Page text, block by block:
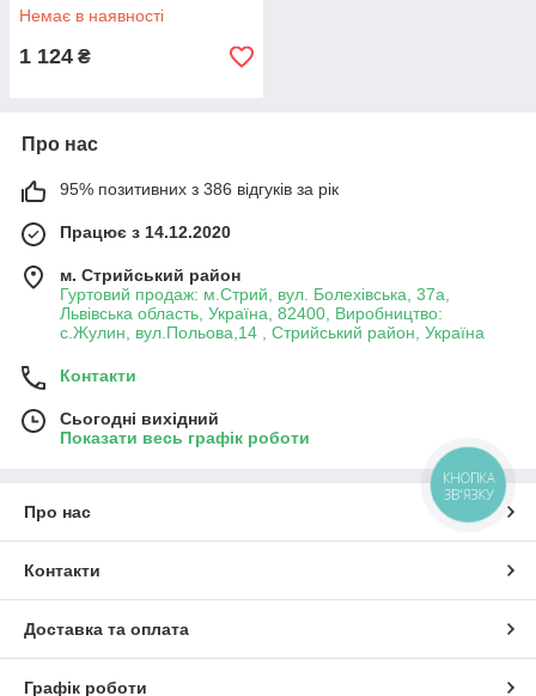
Немає в наявності
1 124 ₴
Про нас
95% позитивних з 386 відгуків за рік
Працює з 14.12.2020
м. Стрийський район
Гуртовий продаж: м.Стрий, вул. Болехівська, 37а,
Львівська область, Україна, 82400, Виробництво:
с.Жулин, вул.Польова,14 , Стрийський район, Україна
Контакти
Сьогодні вихідний
Показати весь графік роботи
Про нас
Контакти
Доставка та оплата
Графік роботи
КНОПКА
ЗВ'ЯЗКУ